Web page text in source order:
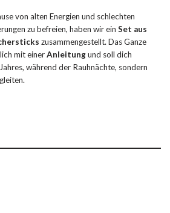
von alten Energien und schlechten
zu befreien, haben wir ein Set aus
zusammengestellt. Das Ganze
mit einerAnleitungund soll dich
während der Rauhnächte, sondern